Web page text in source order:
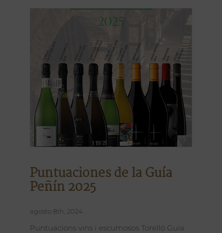
Puntuaciones de la Guía
Peñín 2025
agosto 8th, 2024
Puntuacions vins i escumosos Torelló Guia